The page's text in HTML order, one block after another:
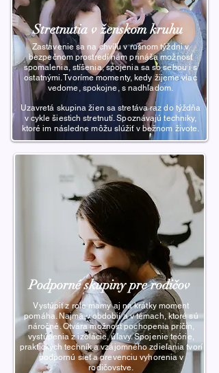
Zastavenie sa na chvíľu v rušnom týždni v
bezpečnom prostredí nám prináša možnosť
spomalenia, stíšenia, spojenia sa so sebou i s
ostatnými. Tvoríme momenty, kedy žijeme viac
vedome, spokojne, s nadhľadom.
Uzavretá skupina žien sa stretáva raz do týždňa
v cykle šiestich stretnutí. Spoznávajú techniky,
ktoré im následne môžu slúžiť v bežnom živote.
Stretnutia v ženskom kruhu
Vystúpiť z role mamy aj na krátky moment
pomáha. Najmä v obdobií a v témach, ktoré sú
náročné. Otvára možnosť pochopenia príčin,
vystúpenia z izolácie, úľavy.Spojenie teórie,
praktických techník a vzájomného zdieľania tvorí
podpornú sieť a prevenciu vyhorenia v
rodičovstve.
Podporné skupiny pre rodičov